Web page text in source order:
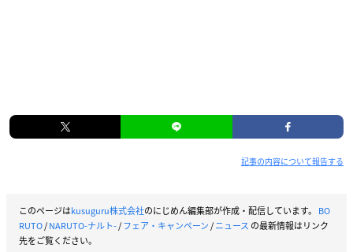
記事の内容について報告する
このページはkusuguru株式会社のにじめん編集部が作成・配信しています。 BO
RUTO/NARUTO-ナルト-/フェア・キャンペーン/ニュース の最新情報はリンク
先をご覧ください。